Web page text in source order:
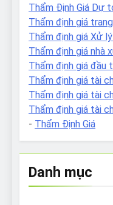
Thẩm Định Giá Dự
Thẩm định giá
Thẩm định giá Xử
Thẩm định giá nhà
Thẩm định giá đầu
Thẩm định giá tài
Thẩm định giá tài
Thẩm định giá tài
- Thẩm Định Giá
Danh mục